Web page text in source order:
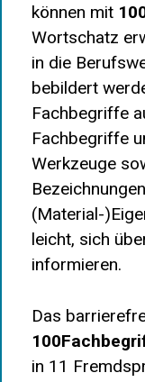
können mit
Wortschatz
in die
bebildert
Fachbegriffe
Fachbegriffe
Werkzeuge
(Material-
leicht, sich
informieren.
Das
in 11